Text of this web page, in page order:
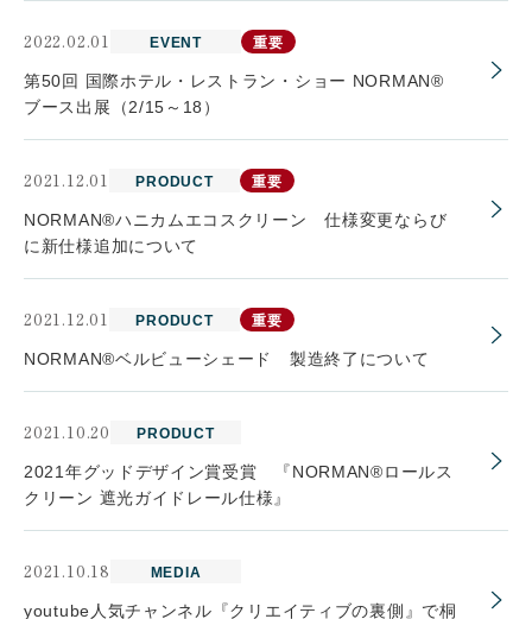
2022.02.01 EVENT 重要
第50回 国際ホテル・レストラン・ショー NORMAN®
ブース出展（2/15～18）
2021.12.01 PRODUCT 重要
NORMAN®ハニカムエコスクリーン 仕様変更ならび
に新仕様追加について
2021.12.01 PRODUCT 重要
NORMAN®ベルビューシェード 製造終了について
2021.10.20 PRODUCT
2021年グッドデザイン賞受賞 『NORMAN®ロールス
クリーン 遮光ガイドレール仕様』
2021.10.18 MEDIA
youtube人気チャンネル『クリエイティブの裏側』で桐
会社案内
よくあるご質問 お問い合わせ